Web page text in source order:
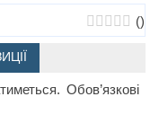
()
Обов’язкові